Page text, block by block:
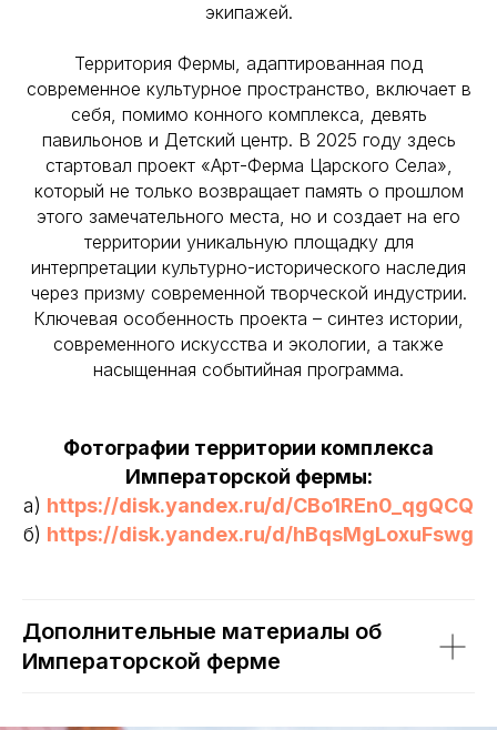
экипажей.
Территория Фермы, адаптированная под
современное культурное пространство, включает в
себя, помимо конного комплекса, девять
павильонов и Детский центр. В 2025 году здесь
стартовал проект «Арт-Ферма Царского Села»,
который не только возвращает память о прошлом
этого замечательного места, но и создает на его
территории уникальную площадку для
интерпретации культурно-исторического наследия
через призму современной творческой индустрии.
Ключевая особенность проекта – синтез истории,
современного искусства и экологии, а также
насыщенная событийная программа.
Фотографии территории комплекса
Императорской фермы:
а) https://disk.yandex.ru/d/CBo1REn0_qgQCQ
б) https://disk.yandex.ru/d/hBqsMgLoxuFswg
Дополнительные материалы об
Императорской ферме